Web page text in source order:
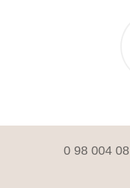
0 98 004